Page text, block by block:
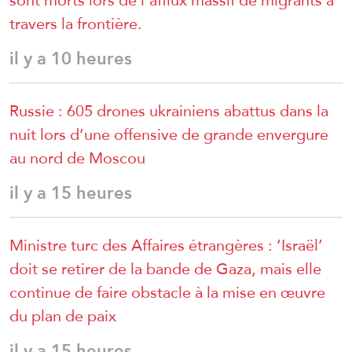
travers la frontière.
il y a 10 heures
Russie : 605 drones ukrainiens abattus dans la
nuit lors d’une offensive de grande envergure
au nord de Moscou
il y a 15 heures
Ministre turc des Affaires étrangères : ‘Israël’
doit se retirer de la bande de Gaza, mais elle
continue de faire obstacle à la mise en œuvre
du plan de paix